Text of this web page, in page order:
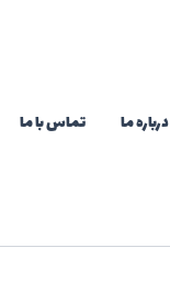
درباره ما تماس با ما